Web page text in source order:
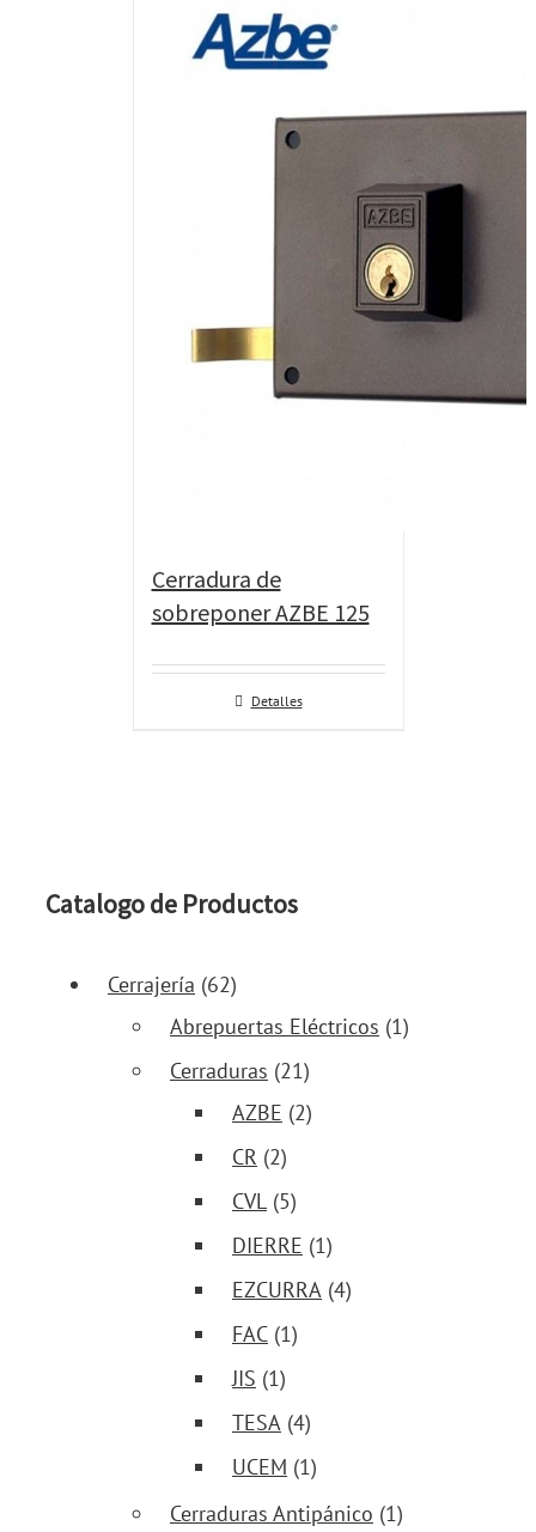
Cerradura de
sobreponer AZBE 125
Detalles
Catalogo de Productos
Cerrajería (62)
Abrepuertas Eléctricos (1)
Cerraduras (21)
AZBE (2)
CR (2)
CVL (5)
DIERRE (1)
EZCURRA (4)
FAC (1)
JIS (1)
TESA (4)
UCEM (1)
Cerraduras Antipánico (1)